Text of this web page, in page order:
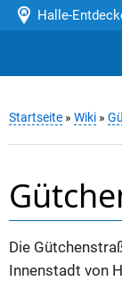
Halle-
Startseite » Wiki »
Die
Innenstadt von